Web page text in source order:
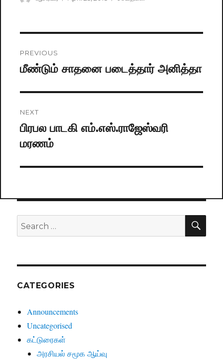
navigation
PREVIOUS
Previous
மீண்டும் சாதனை படைத்தார் அனித்தா
NEXT
Next
post:
பிரபல பாடகி எம்.எஸ்.ராஜேஸ்வரி
மரணம்
Search
for:
CATEGORIES
Announcements
Uncategorised
கட்டுரைகள்
அரசியல் சமூக ஆய்வு